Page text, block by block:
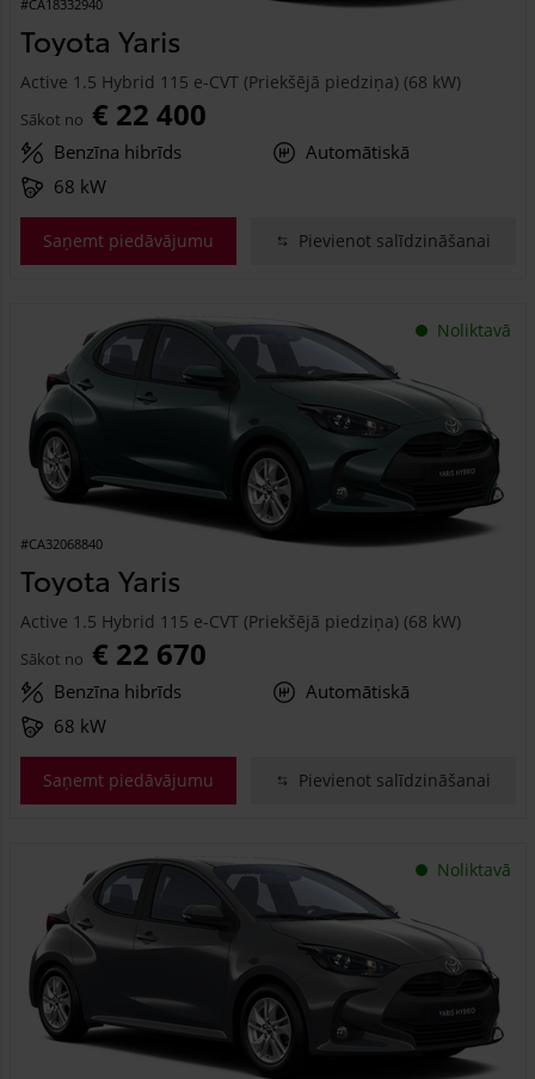
#CA18332940
Toyota Yaris
Active 1.5 Hybrid 115 e-CVT (Priekšējā piedziņa) (68 kW)
Sākot no € 22 400
Benzīna hibrīds
Automātiskā
68 kW
Saņemt piedāvājumu Pievienot salīdzināšanai
Noliktavā
#CA32068840
Toyota Yaris
Active 1.5 Hybrid 115 e-CVT (Priekšējā piedziņa) (68 kW)
Sākot no € 22 670
Benzīna hibrīds
Automātiskā
68 kW
Saņemt piedāvājumu Pievienot salīdzināšanai
Noliktavā